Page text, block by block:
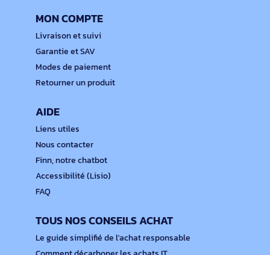
MON COMPTE
Livraison et suivi
Garantie et SAV
Modes de paiement
Retourner un produit
AIDE
Liens utiles
Nous contacter
Finn, notre chatbot
Accessibilité (Lisio)
FAQ
TOUS NOS CONSEILS ACHAT
Le guide simplifié de l'achat responsable